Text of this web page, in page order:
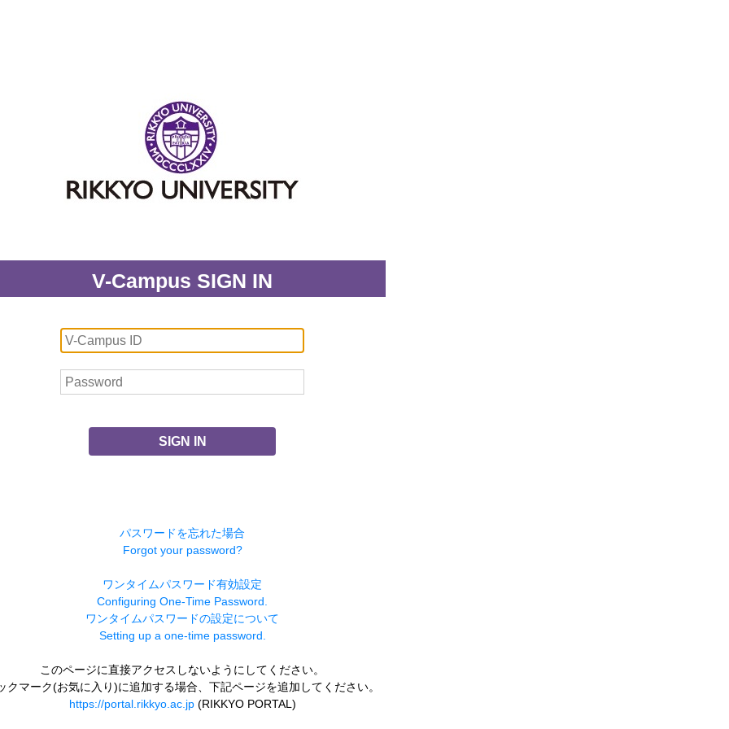
V-Campus SIGN IN
SIGN IN
パスワードを忘れた場合
Forgot your password?
ワンタイムパスワード有効設定
Configuring One-Time Password.
ワンタイムパスワードの設定について
Setting up a one-time password.
このページに直接アクセスしないようにしてください。
クマーク(お気に入り)に追加する場合、下記ページを追加してください。
https://portal.rikkyo.ac.jp(RIKKYO PORTAL)